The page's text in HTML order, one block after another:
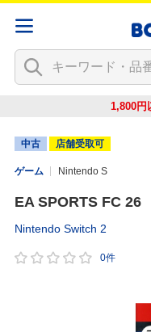
1,800円
中古 店舗受取可
ゲーム Nintendo S
EA SPORTS FC 26
Nintendo Switch 2
0件